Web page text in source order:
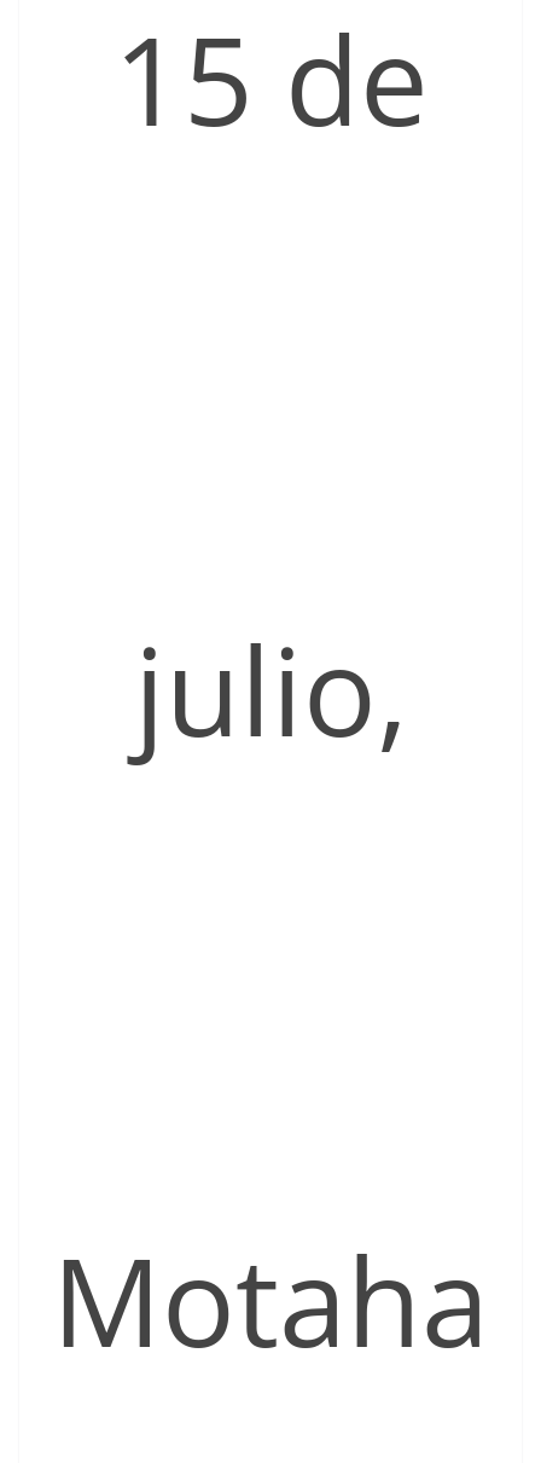
15 de
julio,
Motaha